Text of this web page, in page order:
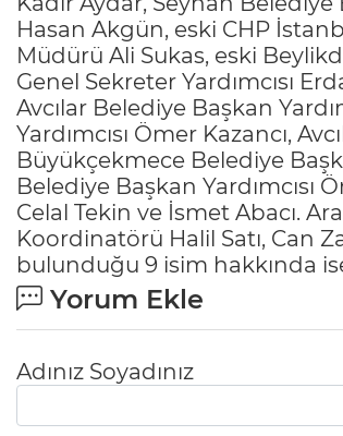
Hasan Akgün, eski CHP
Müdürü Ali Sukas, eski
Genel Sekreter Yardımcısı
Avcılar Belediye Başkan
Yardımcısı Ömer Kazancı,
Büyükçekmece Belediye
Belediye Başkan Yardımcısı
Celal Tekin ve İsmet Abacı.
Koordinatörü Halil Satı, Can
bulunduğu 9 isim hakkında
Yorum Ekle
Adınız Soyadınız